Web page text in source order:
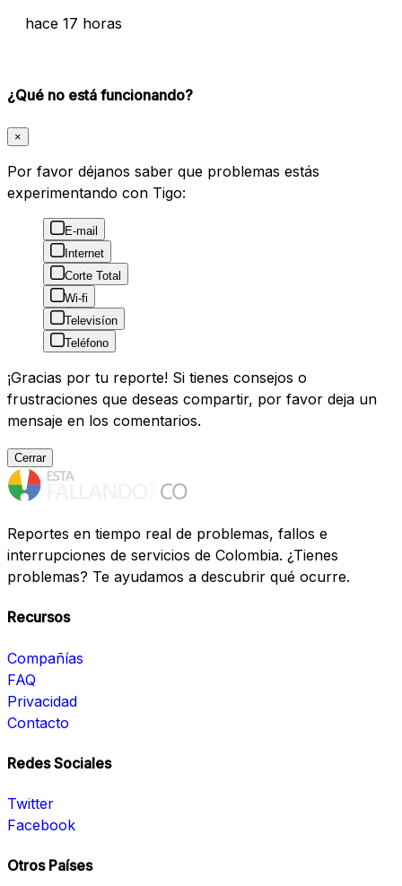
hace 17 horas
¿Qué no está funcionando?
×
Por favor déjanos saber que problemas estás
experimentando con Tigo:
E-mail
Internet
Corte Total
Wi-fi
Televisíon
Teléfono
¡Gracias por tu reporte! Si tienes consejos o
frustraciones que deseas compartir, por favor deja un
mensaje en los comentarios.
Cerrar
Reportes en tiempo real de problemas, fallos e
interrupciones de servicios de Colombia. ¿Tienes
problemas? Te ayudamos a descubrir qué ocurre.
Recursos
Compañías
FAQ
Privacidad
Contacto
Redes Sociales
Twitter
Facebook
Otros Países